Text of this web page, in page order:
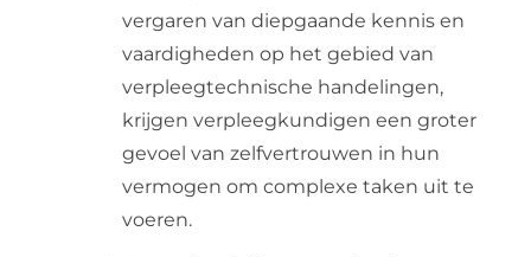
vergaren van diepgaande kennis en
vaardigheden op het gebied van
verpleegtechnische handelingen,
krijgen verpleegkundigen een groter
gevoel van zelfvertrouwen in hun
vermogen om complexe taken uit te
voeren.